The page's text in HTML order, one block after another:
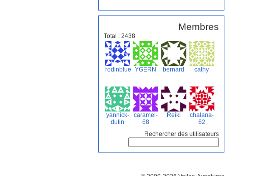
Membres
Total : 2438
rodinblue YGERN bernard cathy
yannick-
dutin
caramel-
68
Reiki
chalana-
62
Rechercher des utilisateurs